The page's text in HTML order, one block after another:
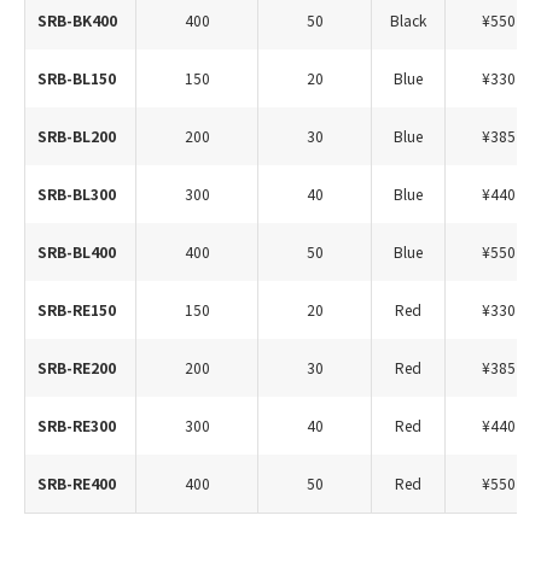
SRB-BK400 400 50 Black ¥550
SRB-BL150 150 20 Blue ¥330
SRB-BL200 200 30 Blue ¥385
SRB-BL300 300 40 Blue ¥440
SRB-BL400 400 50 Blue ¥550
SRB-RE150 150 20 Red ¥330
SRB-RE200 200 30 Red ¥385
SRB-RE300 300 40 Red ¥440
SRB-RE400 400 50 Red ¥550